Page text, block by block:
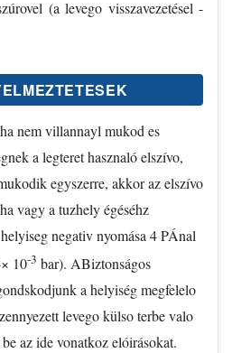
(a levego visszavezetésel -
nem villannayl mukod es
a legteret hasznaló elszívo,
egyszerre, akkor az elszívo
vagy a tuzhely égéséhz
negativ nyomása 4 PÁnal
10-3 bar). ABiztonságos
a helyiség megfelelo
levego külso terbe valo
az ide vonatkoz elóirásokat.